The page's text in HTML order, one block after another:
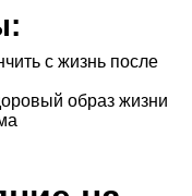
с жизнь после
образ жизни